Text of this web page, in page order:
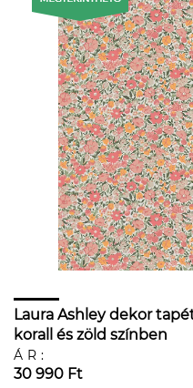
Laura Ashley dekor
korall és zöld színben
ÁR:
30 990 Ft